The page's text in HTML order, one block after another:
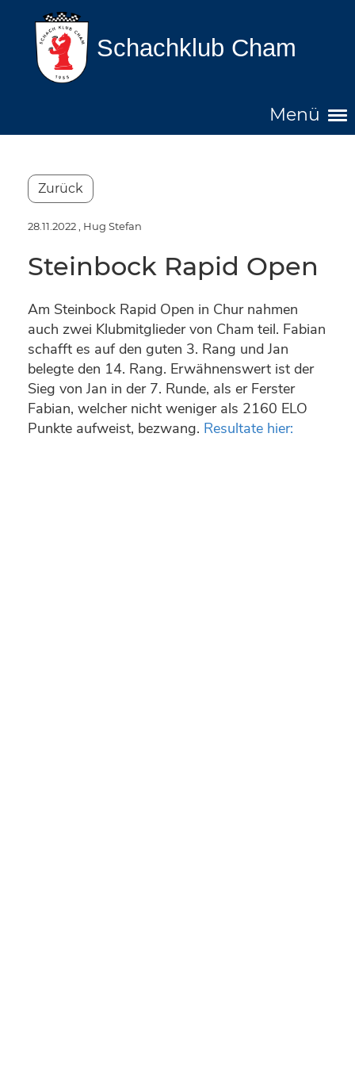
Schachklub Cham
Menü
Zurück
28.11.2022 , Hug Stefan
Steinbock Rapid Open
Am Steinbock Rapid Open in Chur nahmen
auch zwei Klubmitglieder von Cham teil. Fabian
schafft es auf den guten 3. Rang und Jan
belegte den 14. Rang. Erwähnenswert ist der
Sieg von Jan in der 7. Runde, als er Ferster
Fabian, welcher nicht weniger als 2160 ELO
Punkte aufweist, bezwang. Resultate hier: